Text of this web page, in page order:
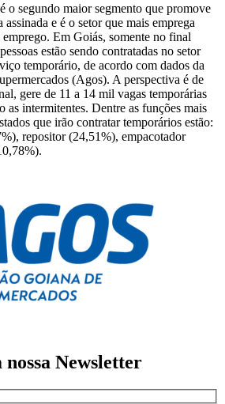
o segundo maior segmento que promove
e é o setor que mais emprega
Em Goiás, somente no final
estão sendo contratadas no setor
temporário, de acordo com dados da
(Agos). A perspectiva é de
gere de 11 a 14 mil vagas temporárias
intermitentes. Dentre as funções mais
que irão contratar temporários estão:
repositor (24,51%), empacotador
Newsletter